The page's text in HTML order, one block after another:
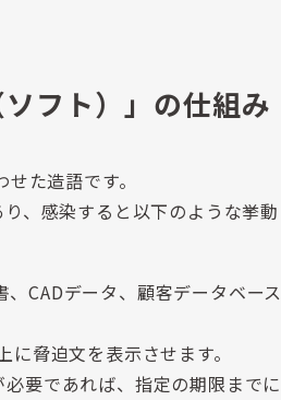
フト）」の仕組み
た造語です。
、感染すると以下のような挙動
CADデータ、顧客データベース
脅迫文を表示させます。
要であれば、指定の期限までに